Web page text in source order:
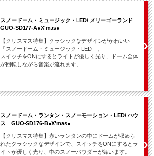
スノードーム・ミュージック・LED/ メリーゴーランド
GUO-SD177-A●X'mas●
【クリスマス特集】クラシックなデザインがかわいい
「スノードーム・ミュージック・LED」。
スイッチをONにするとライトが優しく光り、ドーム全体
が回転しながら音楽が流れます。
スノードーム・ランタン・スノーモーション・LED/ ハウ
ス GUO-SD176-B●X'mas●
【クリスマス特集】赤いランタンの中にドームが収めら
れたクラシックなデザインで、スイッチをONにするとラ
イトが優しく光り、中のスノーパウダーが舞います。